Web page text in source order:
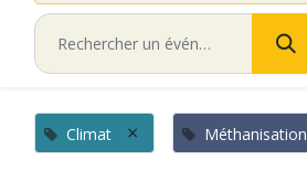
Climat × Méthanisation